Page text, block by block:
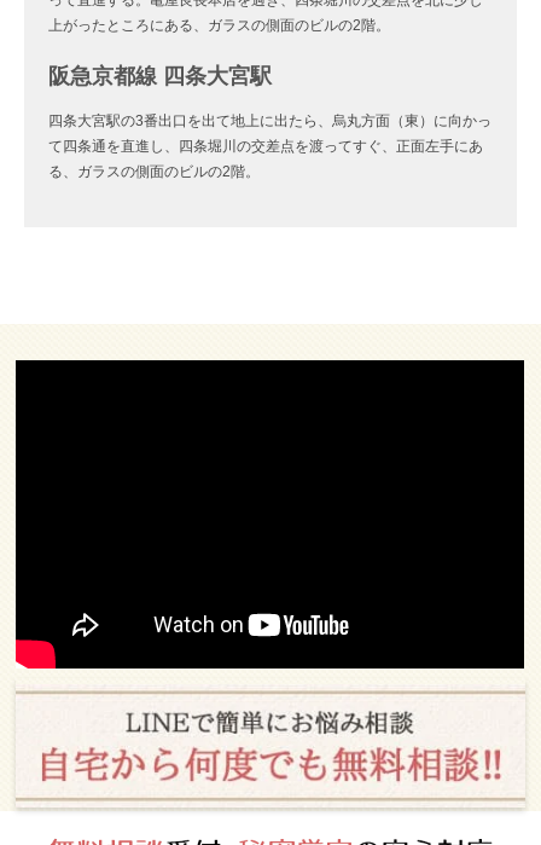
上がったところにある、ガラスの側面のビルの2階。
阪急京都線 四条大宮駅
四条大宮駅の3番出口を出て地上に出たら、烏丸方面（東）に向かっ
て四条通を直進し、四条堀川の交差点を渡ってすぐ、正面左手にあ
る、ガラスの側面のビルの2階。